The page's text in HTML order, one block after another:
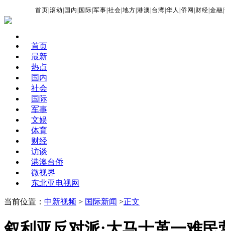
首页 |滚动 国内 国际 |军事 |社会 |地方 |港澳 台湾 |华人 |侨网 财经 |金融 |
首页
最新
热点
国内
社会
国际
军事
文娱
体育
财经
访谈
港澳台侨
微视界
东北亚电视网
当前位置： 中新视频 > 国际新闻 >正文